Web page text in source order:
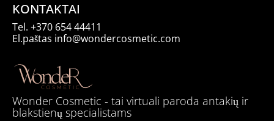
KONTAKTAI
Tel. +370 654 44411
El.paštas info@wondercosmetic.com
Wonder Cosmetic - tai virtuali paroda antakių ir
blakstienų specialistams